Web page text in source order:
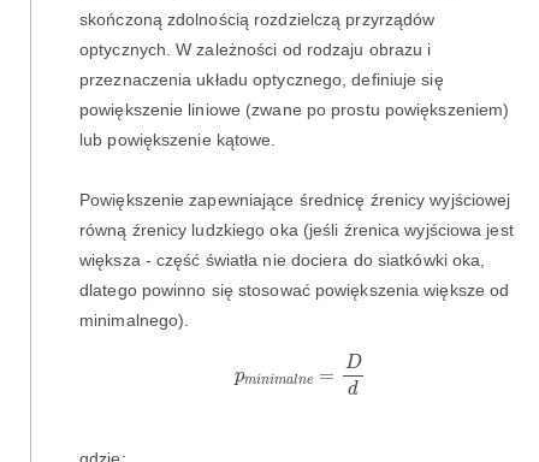
skończoną zdolnością rozdzielczą przyrządów
optycznych. W zależności od rodzaju obrazu i
przeznaczenia układu optycznego, definiuje się
powiększenie liniowe (zwane po prostu powiększeniem)
lub powiększenie kątowe.
Powiększenie zapewniające średnicę źrenicy wyjściowej
równą źrenicy ludzkiego oka (jeśli źrenica wyjściowa jest
większa - część światła nie dociera do siatkówki oka,
dlatego powinno się stosować powiększenia większe od
minimalnego).
pminimalne =
D
d
D